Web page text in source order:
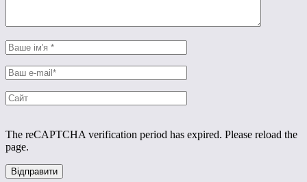
The reCAPTCHA verification period has expired. Please reload the
page.